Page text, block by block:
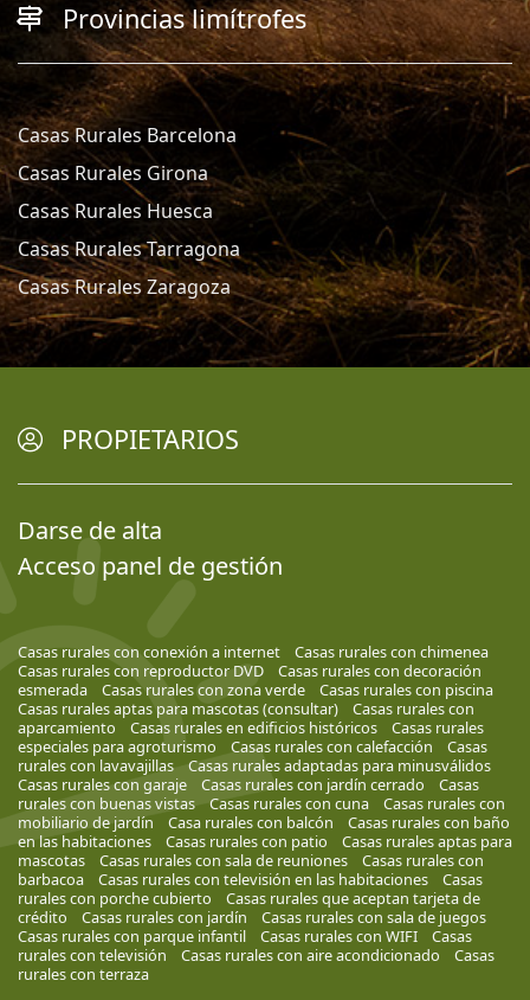
Provincias limítrofes
Casas Rurales Barcelona
Casas Rurales Girona
Casas Rurales Huesca
Casas Rurales Tarragona
Casas Rurales Zaragoza
PROPIETARIOS
Darse de alta
Acceso panel de gestión
Casas rurales con conexión a internet
Casas rurales con chimenea
Casas rurales con reproductor DVD
Casas rurales con decoración
esmerada
Casas rurales con zona verde
Casas rurales con piscina
Casas rurales aptas para mascotas (consultar)
Casas rurales con
aparcamiento
Casas rurales en edificios históricos
Casas rurales
especiales para agroturismo
Casas rurales con calefacción
Casas
rurales con lavavajillas
Casas rurales adaptadas para minusválidos
Casas rurales con garaje
Casas rurales con jardín cerrado
Casas
rurales con buenas vistas
Casas rurales con cuna
Casas rurales con
mobiliario de jardín
Casa rurales con balcón
Casas rurales con baño
en las habitaciones
Casas rurales con patio
Casas rurales aptas para
mascotas
Casas rurales con sala de reuniones
Casas rurales con
barbacoa
Casas rurales con televisión en las habitaciones
Casas
rurales con porche cubierto
Casas rurales que aceptan tarjeta de
crédito
Casas rurales con jardín
Casas rurales con sala de juegos
Casas rurales con parque infantil
Casas rurales con WIFI
Casas
rurales con televisión
Casas rurales con aire acondicionado
Casas
rurales con terraza